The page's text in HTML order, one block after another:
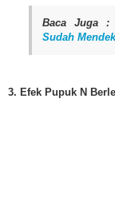
Baca Juga :
Sudah
3. Efek Pupuk N